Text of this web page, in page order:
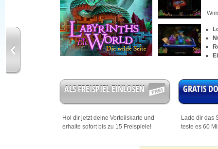
ALS FREISPIEL EINLÖSEN
Hol dir jetzt deine Vorteilskarte und
erhalte sofort bis zu 15 Freispiele!
GRATIS
Lade dir das
teste es 60